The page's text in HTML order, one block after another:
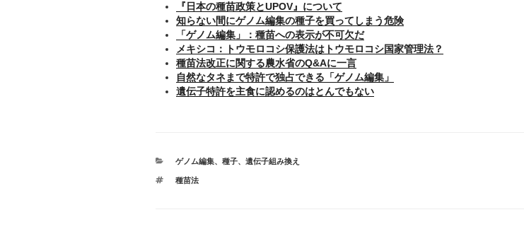
『日本の種苗政策とUPOV』について
知らない間にゲノム編集の種子を買ってしまう危険
「ゲノム編集」：種苗への表示が不可欠だ
メキシコ：トウモロコシ保護法はトウモロコシ国家管理法？
種苗法改正に関する農水省のQ&Aに一言
自然なタネまで特許で独占できる「ゲノム編集」
遺伝子特許を主食に認めるのはとんでもない
カ
ゴ
ゲノム編集、 種子、 遺伝子組み換え
タ
種苗法